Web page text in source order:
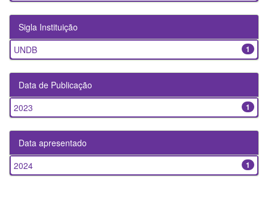
Sigla Instituição
1
UNDB
Data de Publicação
1
2023
Data apresentado
1
2024